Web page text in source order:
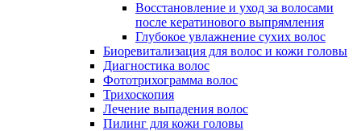
Восстановление и уход за волосами
после кератинового выпрямления
Глубокое увлажнение сухих волос
Биоревитализация для волос и кожи головы
Диагностика волос
Фототрихограмма волос
Трихоскопия
Лечение выпадения волос
Пилинг для кожи головы